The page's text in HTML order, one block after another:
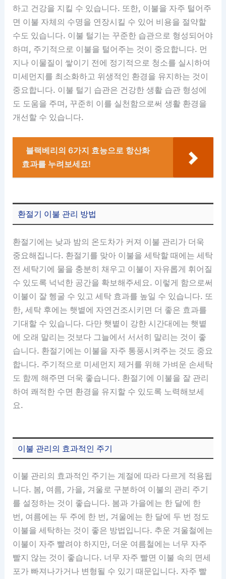
하고 건강을 지킬 수 있습니다. 또한, 이불을 자주 털어주
면 이불 자체의 수명을 연장시킬 수 있어 비용을 절약할
수도 있습니다. 이불 털기는 꾸준한 습관으로 형성되어야
하며, 주기적으로 이불을 털어주는 것이 중요합니다. 먼
지나 이물질이 쌓이기 전에 정기적으로 청소를 실시하여
미세먼지를 최소화하고 위생적인 환경을 유지하는 것이
중요합니다. 이불 털기 습관은 건강한 생활 습관 형성에
도 도움을 주며, 꾸준히 이를 실천함으로써 생활 환경을
개선할 수 있습니다.
블랙베리의 6가지 효능으로 항산화
효과를 누려보세요!
환절기 이불 관리 방법
환절기에는 낮과 밤의 온도차가 커져 이불 관리가 더욱
중요해집니다. 환절기를 맞아 이불을 세탁할 때에는 세탁
전 세탁기에 물을 충분히 채우고 이불이 자유롭게 휘어질
수 있도록 넉넉한 공간을 확보해주세요. 이렇게 함으로써
이불이 잘 헹굴 수 있고 세탁 효과를 높일 수 있습니다. 또
한, 세탁 후에는 햇볕에 자연건조시키면 더 좋은 효과를
기대할 수 있습니다. 다만 햇볕이 강한 시간대에는 햇볕
에 오래 말리는 것보다 그늘에서 서서히 말리는 것이 좋
습니다. 환절기에는 이불을 자주 통풍시켜주는 것도 중요
합니다. 주기적으로 미세먼지 제거를 위해 가벼운 손세탁
도 함께 해주면 더욱 좋습니다. 환절기에 이불을 잘 관리
하여 쾌적한 수면 환경을 유지할 수 있도록 노력해보세
요.
이불 관리의 효과적인 주기
이불 관리의 효과적인 주기는 계절에 따라 다르게 적용됩
니다. 봄, 여름, 가을, 겨울로 구분하여 이불의 관리 주기
를 설정하는 것이 좋습니다. 봄과 가을에는 한 달에 한
번, 여름에는 두 주에 한 번, 겨울에는 한 달에 두 번 정도
이불을 세탁하는 것이 좋은 방법입니다. 추운 겨울철에는
이불이 자주 빨려야 하지만, 더운 여름철에는 너무 자주
빨지 않는 것이 좋습니다. 너무 자주 빨면 이불 속의 면세
포가 빠져나가거나 변형될 수 있기 때문입니다. 자주 빨